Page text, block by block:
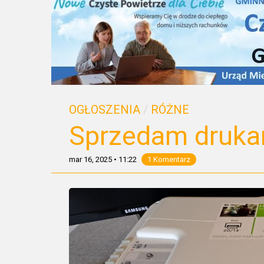
OGŁOSZENIA / RÓŻNE
Sprzedam
mar 16, 2025 • 11:22 1 Komentarz